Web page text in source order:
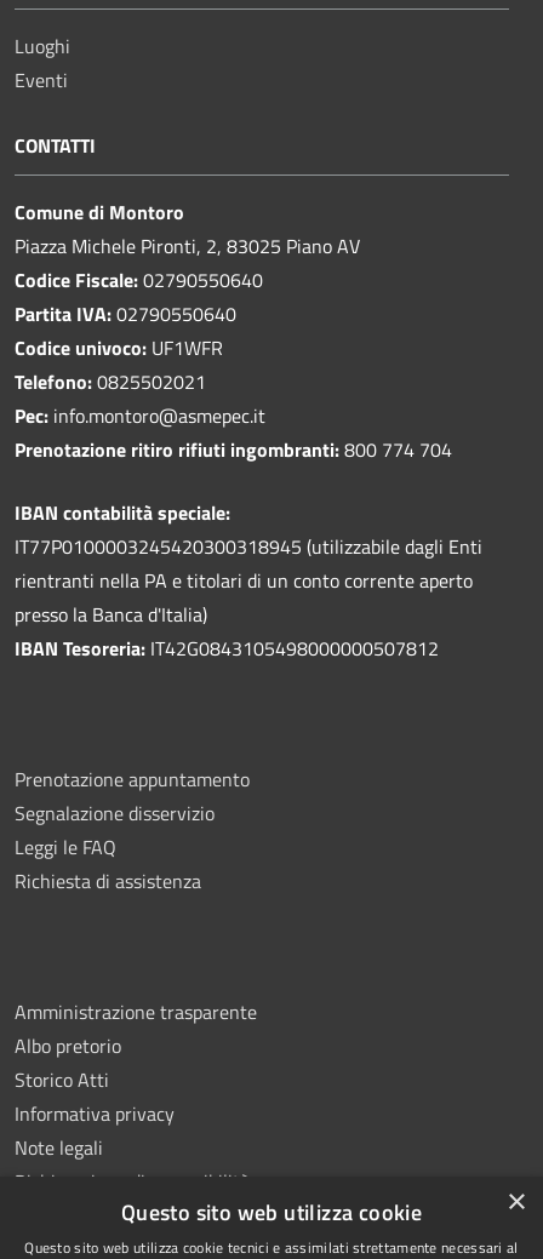
Luoghi
Eventi
CONTATTI
Comune di Montoro
Piazza Michele Pironti, 2, 83025 Piano AV
Codice Fiscale:02790550640
Partita IVA:02790550640
Codice univoco: UF1WFR
Telefono:0825502021
Pec: info.montoro@asmepec.it
Prenotazione ritiro rifiuti ingombranti:800 774 704
IBAN contabilità speciale:
IT77P0100003245420300318945 (utilizzabile dagli Enti
rientranti nella PA e titolari di un conto corrente aperto
presso la Banca d'Italia)
IBAN Tesoreria: IT42G0843105498000000507812
Prenotazione appuntamento
Segnalazione disservizio
Leggi le FAQ
Richiesta di assistenza
Amministrazione trasparente
Albo pretorio
Storico Atti
Informativa privacy
Note legali
Dichiarazione di accessibilità
×
Questo sito web utilizza cookie
Questo sito web utilizza cookie tecnici e assimilati strettamente necessari al